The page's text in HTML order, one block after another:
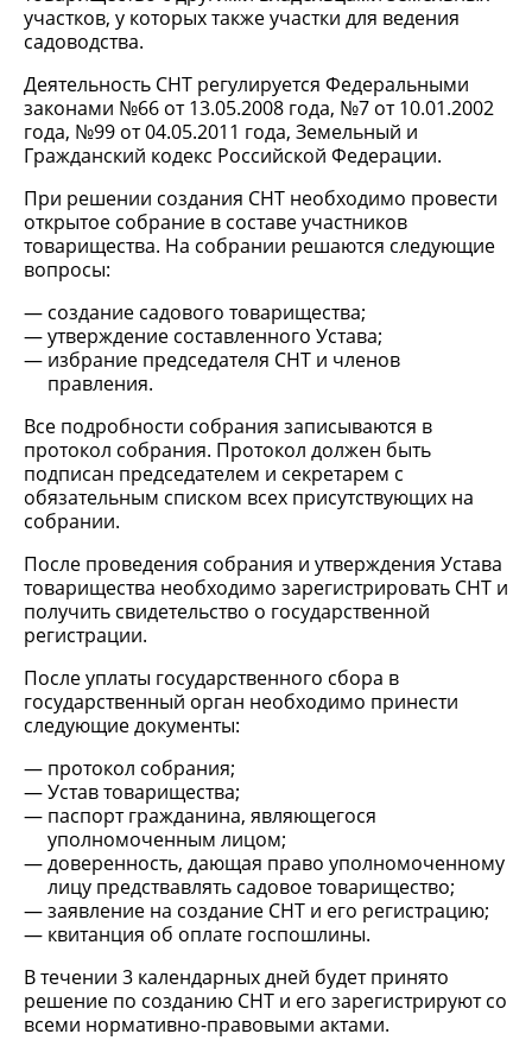
участков, у которых также участки для ведения
садоводства.
Деятельность СНТ регулируется Федеральными
законами №66 от 13.05.2008 года, №7 от 10.01.2002
года, №99 от 04.05.2011 года, Земельный и
Гражданский кодекс Российской Федерации.
При решении создания СНТ необходимо провести
открытое собрание в составе участников
товарищества. На собрании решаются следующие
вопросы:
создание садового товарищества;
утверждение составленного Устава;
избрание председателя СНТ и членов
правления.
Все подробности собрания записываются в
протокол собрания. Протокол должен быть
подписан председателем и секретарем с
обязательным списком всех присутствующих на
собрании.
После проведения собрания и утверждения Устава
товарищества необходимо зарегистрировать СНТ и
получить свидетельство о государственной
регистрации.
После уплаты государственного сбора в
государственный орган необходимо принести
следующие документы:
протокол собрания;
Устав товарищества;
паспорт гражданина, являющегося
уполномоченным лицом;
доверенность, дающая право уполномоченному
лицу предствавлять садовое товарищество;
заявление на создание СНТ и его регистрацию;
квитанция об оплате госпошлины.
В течении 3 календарных дней будет принято
решение по созданию СНТ и его зарегистрируют со
всеми нормативно-правовыми актами.